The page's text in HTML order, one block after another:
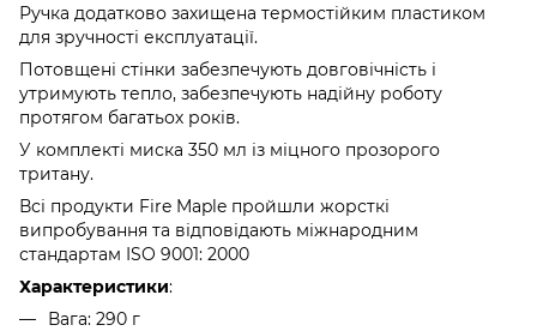
Ручка додатково захищена термостійким пластиком
для зручності експлуатації.
Потовщені стінки забезпечують довговічність і
утримують тепло, забезпечують надійну роботу
протягом багатьох років.
У комплекті миска 350 мл із міцного прозорого
тритану.
Всі продукти Fire Maple пройшли жорсткі
випробування та відповідають міжнародним
стандартам ISO 9001: 2000
Характеристики:
Вага: 290 г